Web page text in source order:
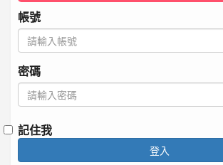
帳號
密碼
記住我
登入